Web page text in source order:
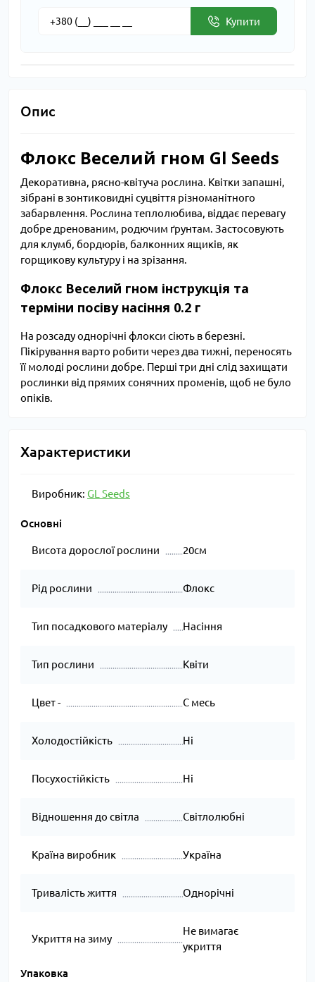
Купити
Опис
Флокс Веселий гном Gl Seeds
Декоративна, рясно-квітуча рослина. Квітки запашні,
зібрані в зонтиковидні суцвіття різноманітного
забарвлення. Рослина теплолюбива, віддає перевагу
добре дренованим, родючим ґрунтам. Застосовують
для клумб, бордюрів, балконних ящиків, як
горщикову культуру і на зрізання.
Флокс Веселий гном інструкція та
терміни посіву насіння 0.2 г
На розсаду однорічні флокси сіють в березні.
Пікірування варто робити через два тижні, переносять
її молоді рослини добре. Перші три дні слід захищати
рослинки від прямих сонячних променів, щоб не було
опіків.
Характеристики
Виробник: GL Seeds
Основні
Висота дорослої рослини 20см
Рід рослини Флокс
Тип посадкового матеріалу Насіння
Тип рослини Квіти
Цвет - С месь
Холодостійкість Ні
Посухостійкість Ні
Відношення до світла Світлолюбні
Країна виробник Україна
Тривалість життя Однорічні
Укриття на зиму
Не вимагає
укриття
Упаковка